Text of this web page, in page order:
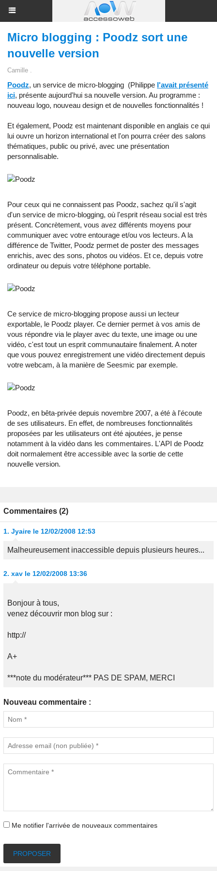
Micro blogging : Poodz sort une
nouvelle version
Camille .
Poodz, un service de micro-blogging (Philippe l'avait présenté
ici, présente aujourd'hui sa nouvelle version. Au programme :
nouveau logo, nouveau design et de nouvelles fonctionnalités !
Et également, Poodz est maintenant disponible en anglais ce qui
lui ouvre un horizon international et l'on pourra créer des salons
thématiques, public ou privé, avec une présentation
personnalisable.
Pour ceux qui ne connaissent pas Poodz, sachez qu'il s'agit
d'un service de micro-blogging, où l'esprit réseau social est très
présent. Concrètement, vous avez différents moyens pour
communiquer avec votre entourage et/ou vos lecteurs. A la
différence de Twitter, Poodz permet de poster des messages
enrichis, avec des sons, photos ou vidéos. Et ce, depuis votre
ordinateur ou depuis votre téléphone portable.
Ce service de micro-blogging propose aussi un lecteur
exportable, le Poodz player. Ce dernier permet à vos amis de
vous répondre via le player avec du texte, une image ou une
vidéo, c'est tout un esprit communautaire finalement. A noter
que vous pouvez enregistrement une vidéo directement depuis
votre webcam, à la manière de Seesmic par exemple.
Poodz, en bêta-privée depuis novembre 2007, a été à l'écoute
de ses utilisateurs. En effet, de nombreuses fonctionnalités
proposées par les utilisateurs ont été ajoutées, je pense
notamment à la vidéo dans les commentaires. L'API de Poodz
doit normalement être accessible avec la sortie de cette
nouvelle version.
Commentaires (2)
1. Jyaire le 12/02/2008 12:53
Malheureusement inaccessible depuis plusieurs heures...
2. xav le 12/02/2008 13:36
Bonjour à tous,
venez découvrir mon blog sur :
http://
A+
***note du modérateur*** PAS DE SPAM, MERCI
Nouveau commentaire :
Me notifier l'arrivée de nouveaux commentaires
PROPOSER